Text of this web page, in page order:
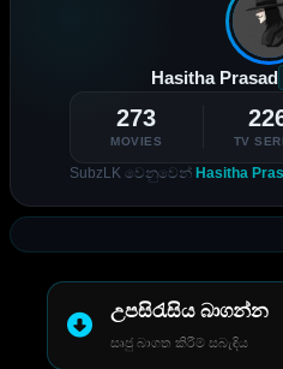
Hasitha Prasad
273
MOVIES TV
SubzLK වෙනුවෙන් Hasitha
උපසිරැසිය බාගන්න
සෘජු බාගත කිරීම් සබැඳිය